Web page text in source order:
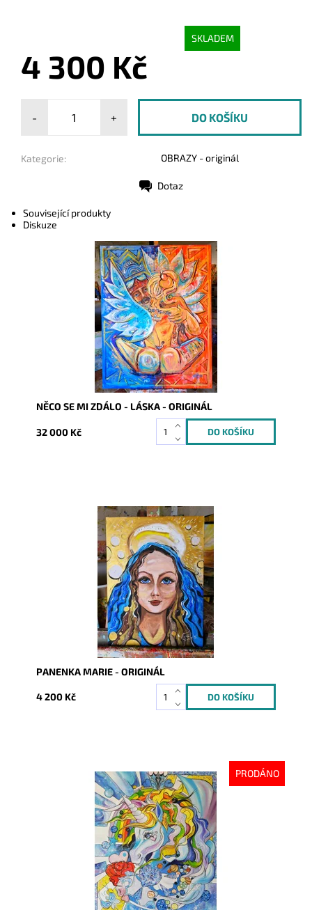
SKLADEM
4 300 Kč
- +
Kategorie: OBRAZY - originál
Dotaz
Související produkty
Diskuze
Skladem
10220
NĚCO SE MI ZDÁLO - LÁSKA - ORIGINÁL
32 000 Kč
Skladem
10081
PANENKA MARIE - ORIGINÁL
4 200 Kč
PRODÁNO
Vyprodáno
1037